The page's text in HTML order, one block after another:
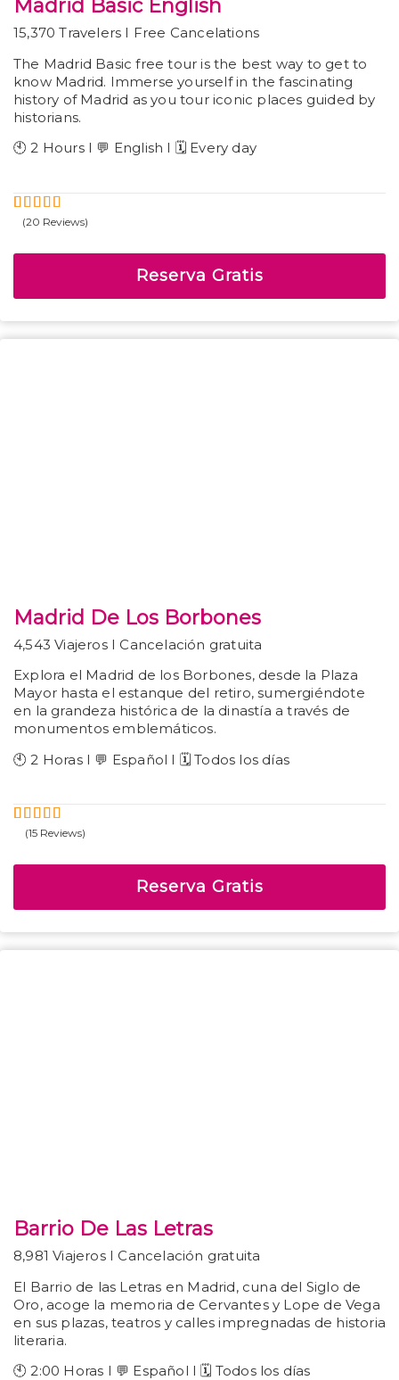
Madrid Basic English
15,370 Travelers I Free Cancelations
The Madrid Basic free tour is the best way to get to
know Madrid. Immerse yourself in the fascinating
history of Madrid as you tour iconic places guided by
historians.
🕙 2 Hours I 💬 English I 🗓️ Every day
5Fuera de
(20 Reviews)
Reserva Gratis
Madrid De Los Borbones
4,543 Viajeros I Cancelación gratuita
Explora el Madrid de los Borbones, desde la Plaza
Mayor hasta el estanque del retiro, sumergiéndote
en la grandeza histórica de la dinastía a través de
monumentos emblemáticos.
🕙 2 Horas I 💬 Español I 🗓️ Todos los días
4.6 Fuera
(15 Reviews)
Reserva Gratis
Barrio De Las Letras
8,981 Viajeros I Cancelación gratuita
El Barrio de las Letras en Madrid, cuna del Siglo de
Oro, acoge la memoria de Cervantes y Lope de Vega
en sus plazas, teatros y calles impregnadas de historia
literaria.
🕙 2:00 Horas I 💬 Español I 🗓️ Todos los días